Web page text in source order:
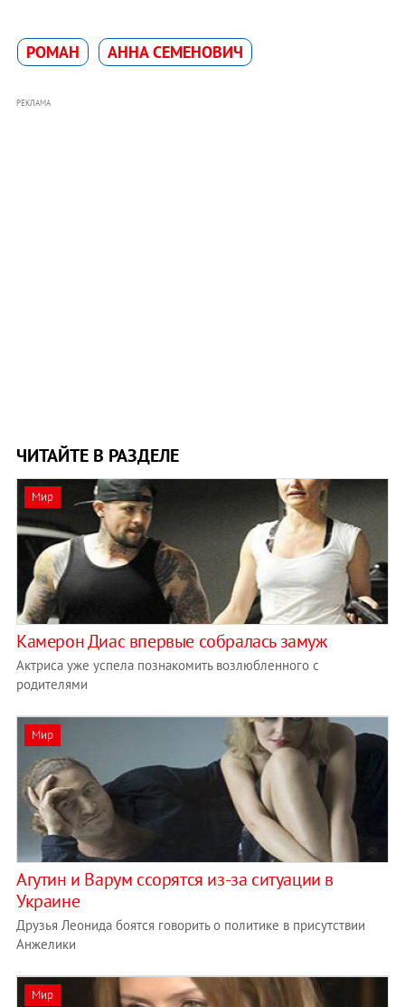
РОМАН АННА СЕМЕНОВИЧ
РЕКЛАМА
ЧИТАЙТЕ В РАЗДЕЛЕ
Мир
Камерон Диас впервые собралась замуж
Актриса уже успела познакомить возлюбленного с
родителями
Мир
Агутин и Варум ссорятся из-за ситуации в
Украине
Друзья Леонида боятся говорить о политике в присутствии
Анжелики
Мир